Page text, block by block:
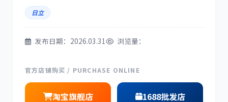
日立
发布日期：2026.03.31 浏览量：
官方店铺购买 / PURCHASE ONLINE
淘宝旗舰店 1688批发店